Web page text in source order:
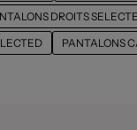
DROITS
PANTALONS